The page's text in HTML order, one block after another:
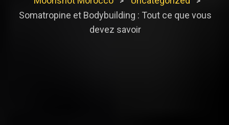
Somatropine et Bodybuilding : Tout ce que vous
devez savoir